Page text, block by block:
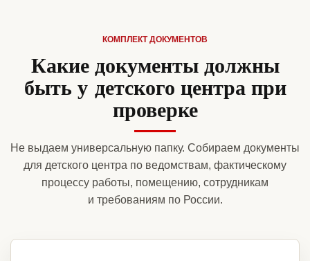
КОМПЛЕКТ ДОКУМЕНТОВ
Какие документы должны
быть у детского центра при
проверке
Не выдаем универсальную папку. Собираем документы
для детского центра по ведомствам, фактическому
процессу работы, помещению, сотрудникам
и требованиям по России.